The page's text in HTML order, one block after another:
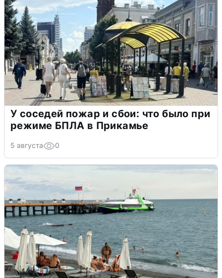
У соседей пожар и сбои: что было при
режиме БПЛА в Прикамье
5 августа 0